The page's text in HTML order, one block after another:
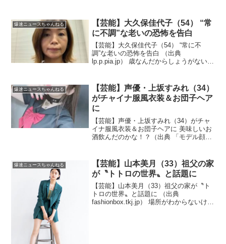
爆速ニュースちゃんねる
【芸能】大久保佳代子（54） “常
に不調”な老いの恐怖を告白
【芸能】大久保佳代子（54） “常に不
調”な老いの恐怖を告白 （出典
lp.p.pia.jp） 歳なんだからしょうがない、
なのだな」 “常に不調”な老いの恐怖を告
白 ）...
爆速ニュースちゃんねる
【芸能】声優・上坂すみれ（34）
がチャイナ服風衣装＆お団子ヘア
に
【芸能】声優・上坂すみれ（34）がチャ
イナ服風衣装＆お団子ヘアに 美味しいお
酒飲んだのかな！？（出典 「モデル顔負
しい…」「最高綺麗の美人 」「きゃわ
わ」 ）1 安倍晋...
爆速ニュースちゃんねる
【芸能】山本美月（33）祖父の家
が〝トトロの世界〟と話題に
【芸能】山本美月（33）祖父の家が〝ト
トロの世界〟と話題に （出典
fashionbox.tkj.jp） 場所がわからないけど